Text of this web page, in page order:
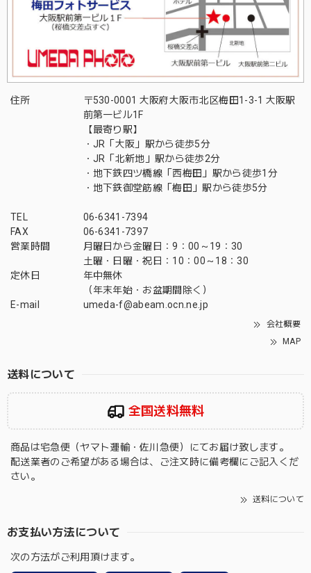
住所
〒530-0001 大阪府大阪市北区梅田1-3-1 大阪駅
前第一ビル1F
【最寄り駅】
・JR「大阪」駅から徒歩5分
・JR「北新地」駅から徒歩2分
・地下鉄四ツ橋線「西梅田」駅から徒歩1分
・地下鉄御堂筋線「梅田」駅から徒歩5分
TEL
06-6341-7394
FAX
06-6341-7397
営業時間
月曜日から金曜日：9：00～19：30
土曜・日曜・祝日：10：00～18：30
定休日
年中無休
（年末年始・お盆期間除く）
E-mail
umeda-f@abeam.ocn.ne.jp
会社概要
MAP
送料について
全国送料無料
商品は宅急便（ヤマト運輸・佐川急便）にてお届け致します。
配送業者のご希望がある場合は、ご注文時に備考欄にご記入くだ
さい。
送料について
お支払い方法について
次の方法がご利用頂けます。